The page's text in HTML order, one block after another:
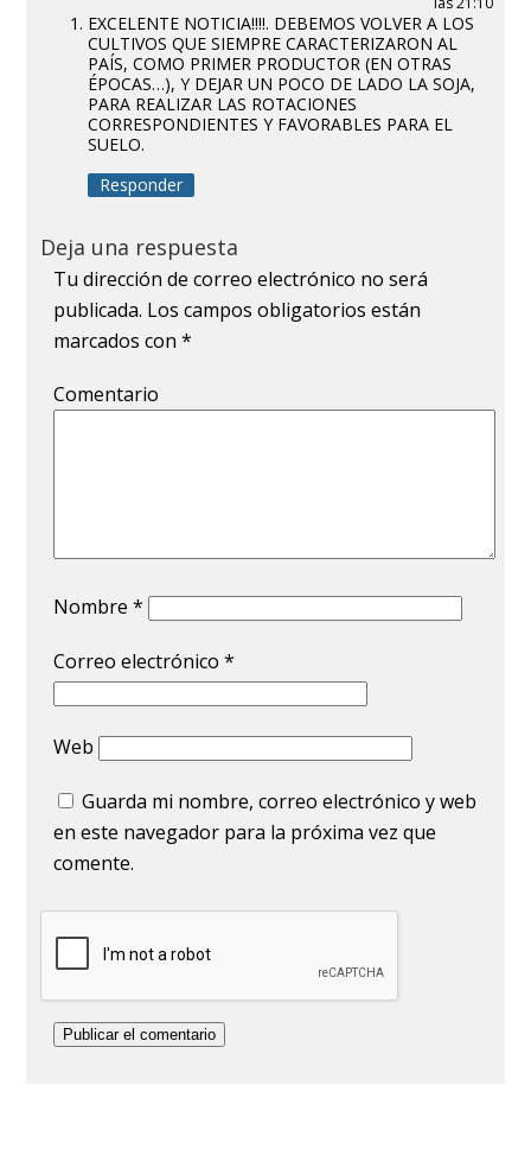
EXCELENTE NOTICIA!!!!. DEBEMOS VOLVER A LOS
CULTIVOS QUE SIEMPRE CARACTERIZARON AL
PAÍS, COMO PRIMER PRODUCTOR (EN OTRAS
ÉPOCAS…), Y DEJAR UN POCO DE LADO LA SOJA,
PARA REALIZAR LAS ROTACIONES
CORRESPONDIENTES Y FAVORABLES PARA EL
SUELO.
Responder
Deja una respuesta
Tu dirección de correo electrónico no será
publicada. Los campos obligatorios están
marcados con*
Comentario
Nombre*
Correo electrónico*
Web
Guarda mi nombre, correo electrónico y web
en este navegador para la próxima vez que
comente.